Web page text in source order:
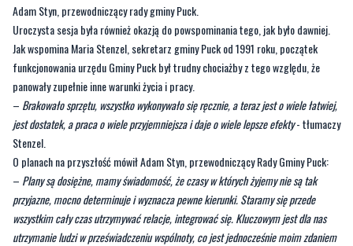
funkcjonowania urzędu Gminy Puck był trudny chociażby z tego względu, że
panowały zupełnie inne warunki życia i pracy.
–Brakowało sprzętu, wszystko wykonywało się ręcznie, a teraz jest o wiele łatwiej,
jest dostatek, a praca o wiele przyjemniejsza i daje o wiele lepsze efekty- tłumaczy
Stenzel.
O planach na przyszłość mówił Adam Styn, przewodniczący Rady Gminy Puck:
–Plany są dosiężne, mamy świadomość, że czasy w których żyjemy nie są tak
przyjazne, mocno determinuje i wyznacza pewne kierunki. Staramy się przede
wszystkim cały czas utrzymywać relacje, integrować się. Kluczowym jest dla nas
utrzymanie ludzi w przeświadczeniu wspólnoty, co jest jednocześnie moim zdaniem
największym wyzwaniem.
Na sobotę, 28 sierpnia gmina zaplanowała Kaszubskie Dożynki, o czym więcej
można przeczytaćtutaj.